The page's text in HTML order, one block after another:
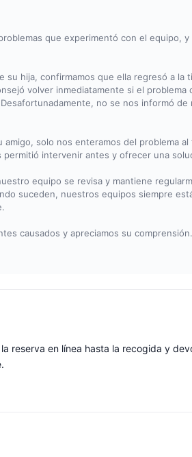
que experimentó con el equipo,
su hija, confirmamos que ella regresó a la
volver inmediatamente si el problema
no se nos informó
amigo, solo nos enteramos del problema
intervenir antes y ofrecer una
equipo se revisa y mantiene
suceden, nuestros equipos siempre
causados y apreciamos su comprensión.
reserva en línea hasta la recogida y